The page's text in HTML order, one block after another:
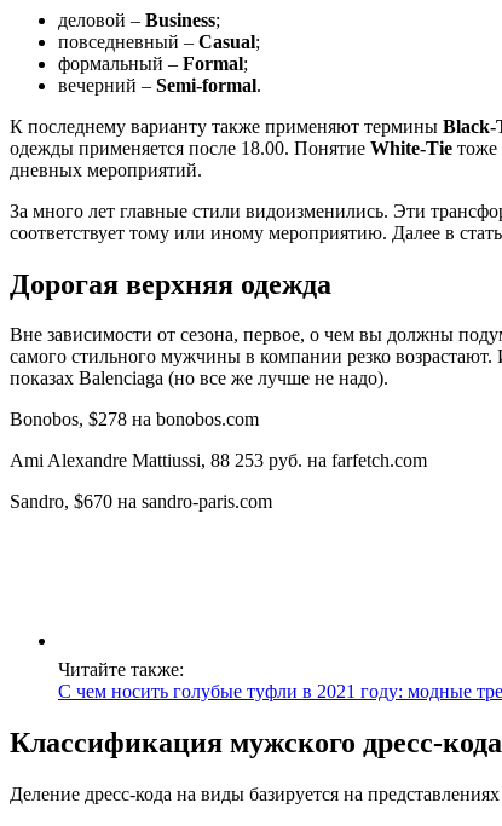
деловой – Business;
повседневный – Casual;
формальный – Formal;
вечерний – Semi-formal.
К последнему варианту также применяют термины Black-
одежды применяется после 18.00. Понятие White-Tie тоже
дневных мероприятий.
За много лет главные стили видоизменились. Эти
соответствует тому или иному мероприятию. Далее в
Дорогая верхняя одежда
Вне зависимости от сезона, первое, о чем вы должны
самого стильного мужчины в компании резко
показах Balenciaga (но все же лучше не надо).
Bonobos, $278 на bonobos.com
Ami Alexandre Mattiussi, 88 253 руб. на farfetch.com
Sandro, $670 на sandro-paris.com
Читайте также:
С чем носить голубые туфли в 2021 году: модные
Классификация мужского дресс-кода
Деление дресс-кода на виды базируется на